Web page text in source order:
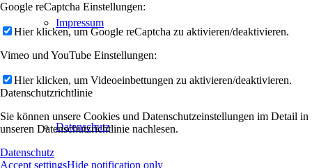
Impressum
Datenschutz
Google reCaptcha Einstellungen:
Hier klicken, um Google reCaptcha zu aktivieren/deaktivieren.
Vimeo und YouTube Einstellungen:
Hier klicken, um Videoeinbettungen zu aktivieren/deaktivieren.
Datenschutzrichtlinie
Sie können unsere Cookies und Datenschutzeinstellungen im Detail in
unseren Datenschutzrichtlinie nachlesen.
Datenschutz
Accept settingsHide notification only